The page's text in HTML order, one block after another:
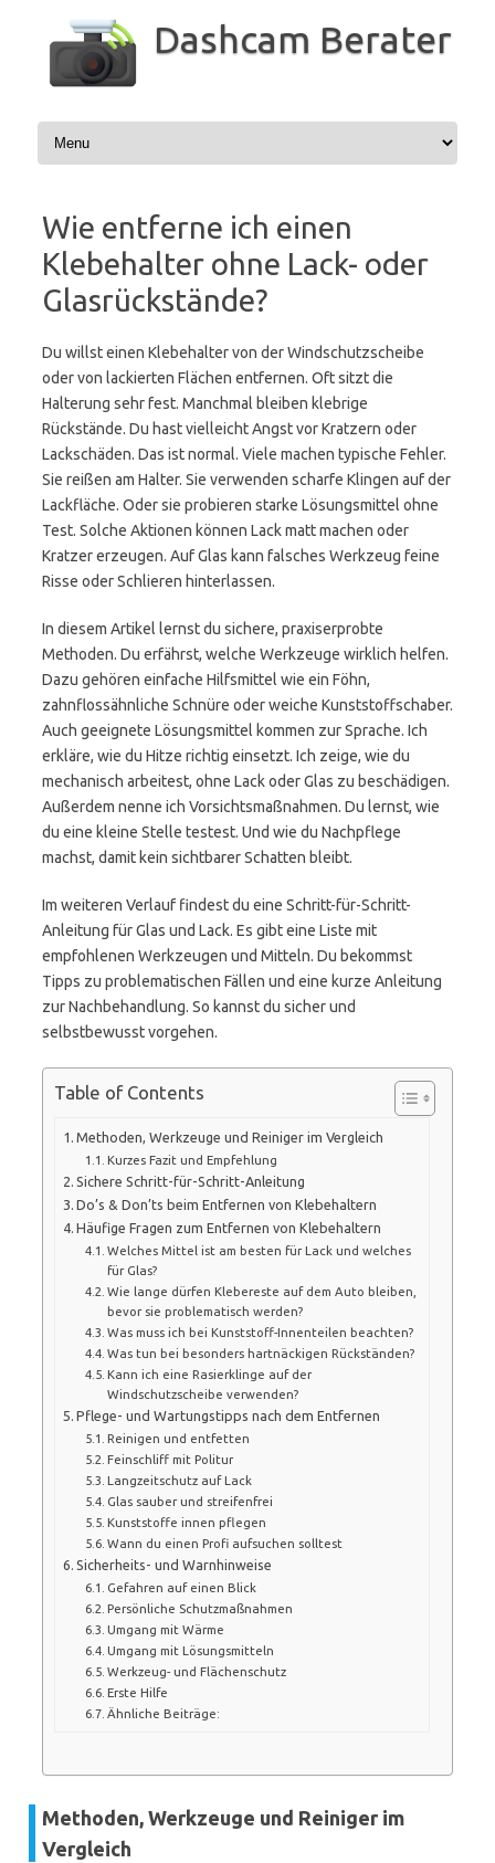
springen
Dashcam Berater
Wie entferne ich einen
Klebehalter ohne Lack- oder
Glasrückstände?
Du willst einen Klebehalter von der Windschutzscheibe
oder von lackierten Flächen entfernen. Oft sitzt die
Halterung sehr fest. Manchmal bleiben klebrige
Rückstände. Du hast vielleicht Angst vor Kratzern oder
Lackschäden. Das ist normal. Viele machen typische Fehler.
Sie reißen am Halter. Sie verwenden scharfe Klingen auf der
Lackfläche. Oder sie probieren starke Lösungsmittel ohne
Test. Solche Aktionen können Lack matt machen oder
Kratzer erzeugen. Auf Glas kann falsches Werkzeug feine
Risse oder Schlieren hinterlassen.
In diesem Artikel lernst du sichere, praxiserprobte
Methoden. Du erfährst, welche Werkzeuge wirklich helfen.
Dazu gehören einfache Hilfsmittel wie ein Föhn,
zahnflossähnliche Schnüre oder weiche Kunststoffschaber.
Auch geeignete Lösungsmittel kommen zur Sprache. Ich
erkläre, wie du Hitze richtig einsetzt. Ich zeige, wie du
mechanisch arbeitest, ohne Lack oder Glas zu beschädigen.
Außerdem nenne ich Vorsichtsmaßnahmen. Du lernst, wie
du eine kleine Stelle testest. Und wie du Nachpflege
machst, damit kein sichtbarer Schatten bleibt.
Im weiteren Verlauf findest du eine Schritt-für-Schritt-
Anleitung für Glas und Lack. Es gibt eine Liste mit
empfohlenen Werkzeugen und Mitteln. Du bekommst
Tipps zu problematischen Fällen und eine kurze Anleitung
zur Nachbehandlung. So kannst du sicher und
selbstbewusst vorgehen.
Table of Contents
Methoden, Werkzeuge und Reiniger im Vergleich
Kurzes Fazit und Empfehlung
Sichere Schritt-für-Schritt-Anleitung
Do’s & Don’ts beim Entfernen von Klebehaltern
Häufige Fragen zum Entfernen von Klebehaltern
Welches Mittel ist am besten für Lack und welches
für Glas?
Wie lange dürfen Klebereste auf dem Auto bleiben,
bevor sie problematisch werden?
Was muss ich bei Kunststoff-Innenteilen beachten?
Was tun bei besonders hartnäckigen Rückständen?
Kann ich eine Rasierklinge auf der
Windschutzscheibe verwenden?
Pflege- und Wartungstipps nach dem Entfernen
Reinigen und entfetten
Feinschliff mit Politur
Langzeitschutz auf Lack
Glas sauber und streifenfrei
Kunststoffe innen pflegen
Wann du einen Profi aufsuchen solltest
Sicherheits- und Warnhinweise
Gefahren auf einen Blick
Persönliche Schutzmaßnahmen
Umgang mit Wärme
Umgang mit Lösungsmitteln
Werkzeug- und Flächenschutz
Erste Hilfe
Ähnliche Beiträge:
Methoden, Werkzeuge und Reiniger im
Vergleich